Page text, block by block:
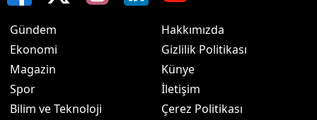
Gündem
Ekonomi
Magazin
Spor
Bilim ve Teknoloji
Hakkımızda
Gizlilik Politikası
Künye
İletişim
Çerez Politikası